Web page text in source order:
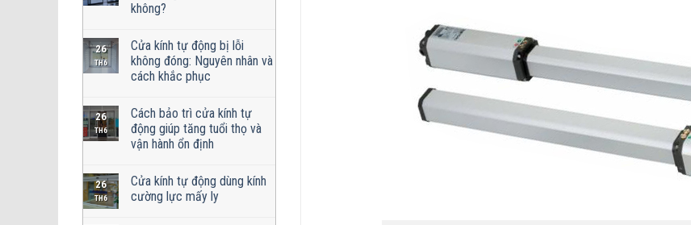
không?
26
TH6
Cửa kính tự động bị lỗi
không đóng: Nguyên nhân và
cách khắc phục
26
TH6
Cách bảo trì cửa kính tự
động giúp tăng tuổi thọ và
vận hành ổn định
26
TH6
Cửa kính tự động dùng kính
cường lực mấy ly